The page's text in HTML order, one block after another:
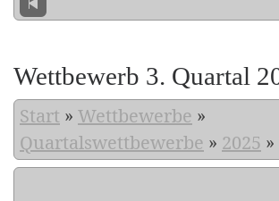
Wettbewerb 3. Quartal
Start » Wettbewerbe »
Quartalswettbewerbe » 2025 »